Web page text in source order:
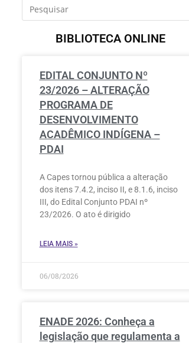
BIBLIOTECA ONLINE
EDITAL CONJUNTO Nº
23/2026 – ALTERAÇÃO
PROGRAMA DE
DESENVOLVIMENTO
ACADÊMICO INDÍGENA –
PDAI
A Capes tornou pública a alteração
dos itens 7.4.2, inciso II, e 8.1.6, inciso
III, do Edital Conjunto PDAI nº
23/2026. O ato é dirigido
LEIA MAIS »
06/08/2026
ENADE 2026: Conheça a
legislação que regulamenta a